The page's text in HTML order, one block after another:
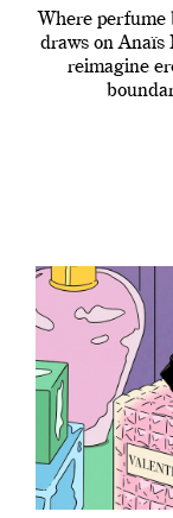
Where perfume
draws on Anaïs
reimagine